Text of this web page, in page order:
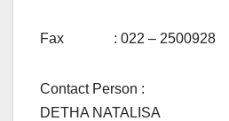
Fax : 022 – 2500928
Contact Person :
DETHA NATALISA